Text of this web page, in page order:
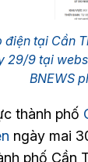
điện tại Cần
29/9 tại
BNEWS
thành phố
ngày mai
phố Cần